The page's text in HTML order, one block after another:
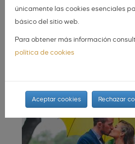
DIARIO DE UNA
Organiza tu
únicamente las cookies esenciales
básico del sitio web.
Para obtener más información
política de cookies
Aceptar cookies Rechazar